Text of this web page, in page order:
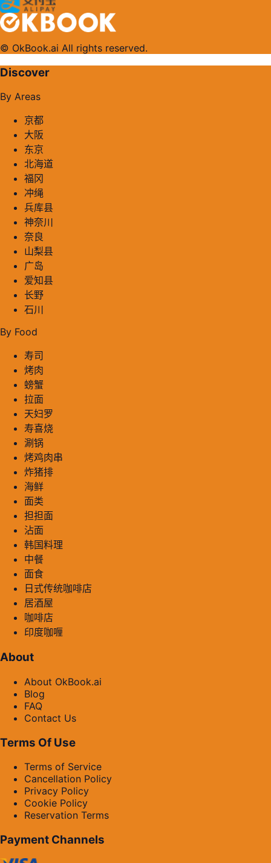
© OkBook.ai All rights reserved.
Discover
By Areas
京都
大阪
东京
北海道
福冈
冲绳
兵库县
神奈川
奈良
山梨县
广岛
爱知县
长野
石川
By Food
寿司
烤肉
螃蟹
拉面
天妇罗
寿喜烧
涮锅
烤鸡肉串
炸猪排
海鲜
面类
担担面
沾面
韩国料理
中餐
面食
日式传统咖啡店
居酒屋
咖啡店
印度咖喱
About
About OkBook.ai
Blog
FAQ
Contact Us
Terms Of Use
Terms of Service
Cancellation Policy
Privacy Policy
Cookie Policy
Reservation Terms
Payment Channels